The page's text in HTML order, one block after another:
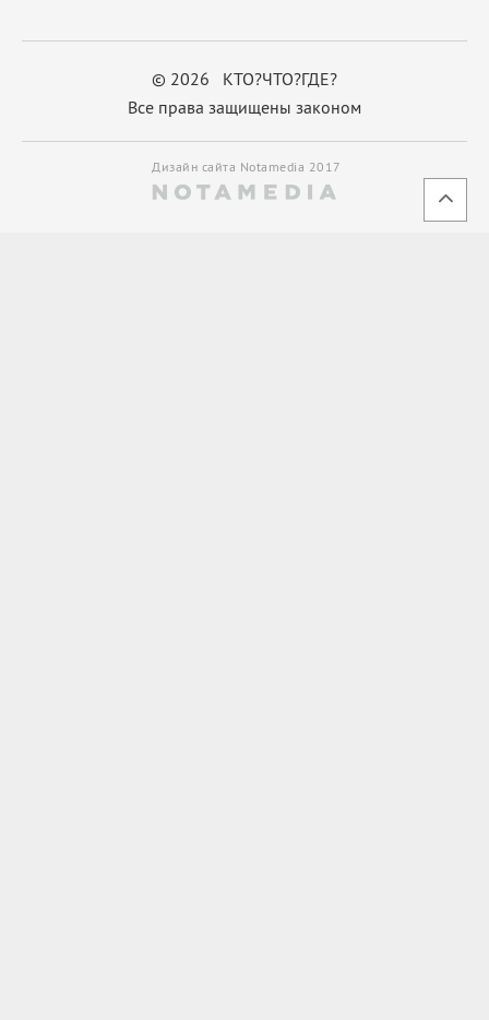
© 2026 КТО?ЧТО?ГДЕ?
Все права защищены законом
Дизайн сайта Notamedia 2017